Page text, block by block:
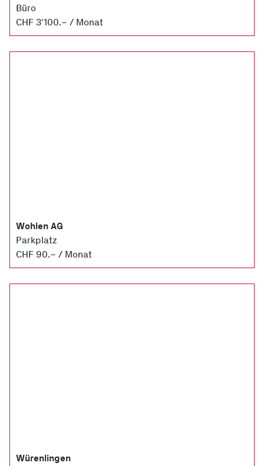
Büro
CHF 3'100.– / Monat
Wohlen AG
Parkplatz
CHF 90.– / Monat
Würenlingen